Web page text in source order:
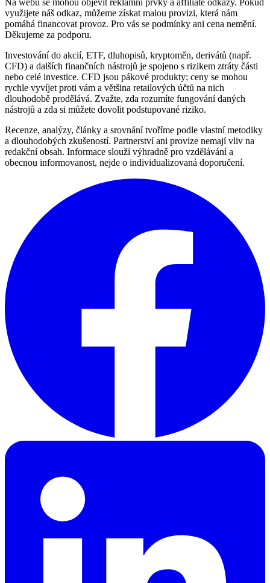
Na webu se mohou objevit reklamní prvky a affiliate odkazy. Pokud
využijete náš odkaz, můžeme získat malou provizi, která nám
pomáhá financovat provoz. Pro vás se podmínky ani cena nemění.
Děkujeme za podporu.
Investování do akcií, ETF, dluhopisů, kryptoměn, derivátů (např.
CFD) a dalších finančních nástrojů je spojeno s rizikem ztráty části
nebo celé investice. CFD jsou pákové produkty; ceny se mohou
rychle vyvíjet proti vám a většina retailových účtů na nich
dlouhodobě prodělává. Zvažte, zda rozumíte fungování daných
nástrojů a zda si můžete dovolit podstupované riziko.
Recenze, analýzy, články a srovnání tvoříme podle vlastní metodiky
a dlouhodobých zkušeností. Partnerství ani provize nemají vliv na
redakční obsah. Informace slouží výhradně pro vzdělávání a
obecnou informovanost, nejde o individualizovaná doporučení.